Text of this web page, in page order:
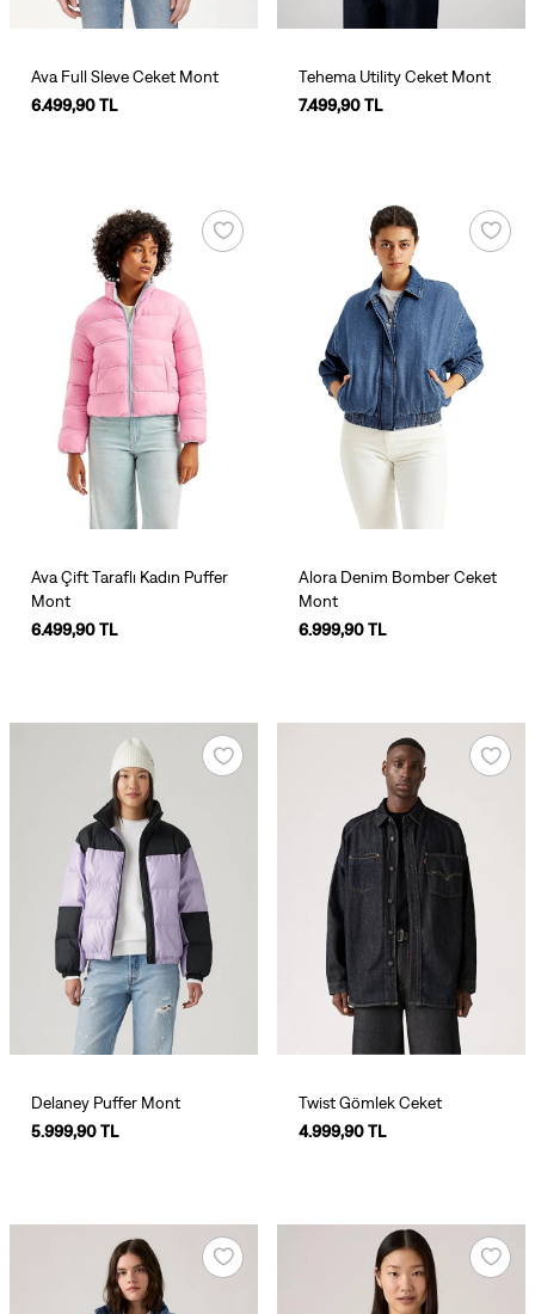
Ava Full Sleve Ceket Mont
6.499,90 TL
Tehema Utility Ceket Mont
7.499,90 TL
Ava Çift Taraflı Kadın Puffer
Mont
6.499,90 TL
Alora Denim Bomber Ceket
Mont
6.999,90 TL
Delaney Puffer Mont
5.999,90 TL
Twist Gömlek Ceket
4.999,90 TL